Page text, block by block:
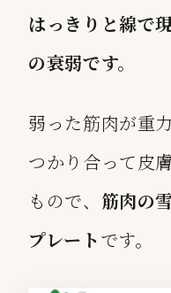
はっきりと線で
の衰弱です。
弱った筋肉が重
つかり合って皮
もので、 筋肉の
プレート です。